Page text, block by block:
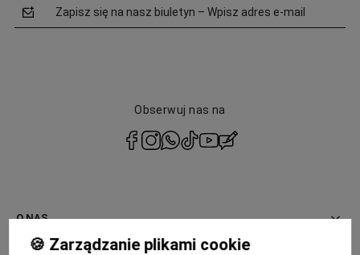
Zapisz się na nasz biuletyn – Wpisz adres e-mail
Obserwuj nas na
O NAS
🍪 Zarządzanie plikami cookie